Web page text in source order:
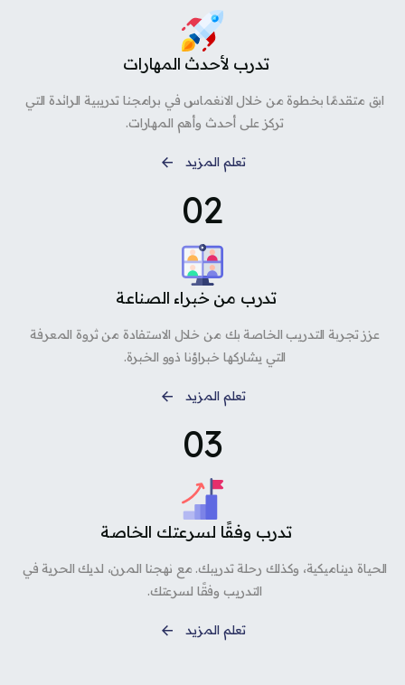
تدرب لأحدث المهارات
ابق متقدمًا بخطوة من خلال الانغماس في برامجنا تدريبية الرائدة التي
تركز على أحدث وأهم المهارات.
تعلم المزيد
02
تدرب من خبراء الصناعة
عزز تجربة التدريب الخاصة بك من خلال الاستفادة من ثروة المعرفة
التي يشاركها خبراؤنا ذوو الخبرة.
تعلم المزيد
03
تدرب وفقًا لسرعتك الخاصة
الحياة ديناميكية، وكذلك رحلة تدريبك. مع نهجنا المرن، لديك الحرية في
التدريب وفقًا لسرعتك.
تعلم المزيد